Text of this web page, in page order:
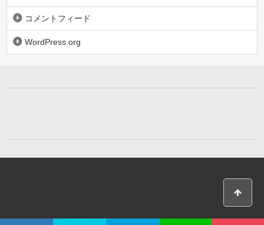
コメントフィード
WordPress.org